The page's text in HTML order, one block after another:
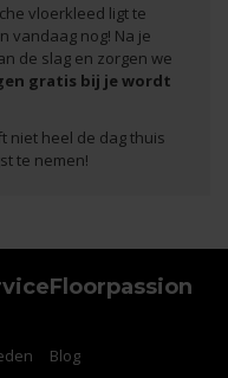
vloerkleed ligt te
vandaag nog! Na je
de slag en zorgen we
gratis bij je wordt
niet heel de dag thuis
te nemen!
Floorpassion
Blog